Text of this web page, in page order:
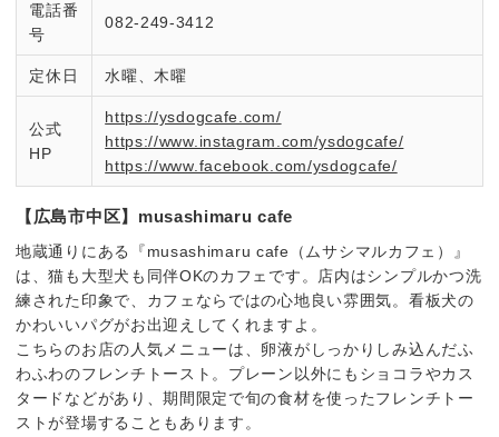
電話番
号
082-249-3412
定休日 水曜、木曜
公式
HP
https://ysdogcafe.com/
https://www.instagram.com/ysdogcafe/
https://www.facebook.com/ysdogcafe/
【広島市中区】musashimaru cafe
地蔵通りにある『musashimaru cafe（ムサシマルカフェ）』
は、猫も大型犬も同伴OKのカフェです。店内はシンプルかつ洗
練された印象で、カフェならではの心地良い雰囲気。看板犬の
かわいいパグがお出迎えしてくれますよ。
こちらのお店の人気メニューは、卵液がしっかりしみ込んだふ
わふわのフレンチトースト。プレーン以外にもショコラやカス
タードなどがあり、期間限定で旬の食材を使ったフレンチトー
ストが登場することもあります。